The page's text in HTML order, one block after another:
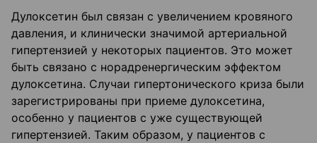
Дулоксетин был связан с увеличением кровяного
давления, и клинически значимой артериальной
гипертензией у некоторых пациентов. Это может
быть связано с норадренергическим эффектом
дулоксетина. Случаи гипертонического криза были
зарегистрированы при приеме дулоксетина,
особенно у пациентов с уже существующей
гипертензией. Таким образом, у пациентов с